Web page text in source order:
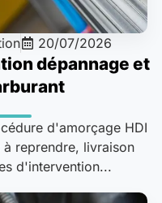
20/07/2026
dépannage et
d'amorçage HDI
reprendre, livraison
d'intervention...